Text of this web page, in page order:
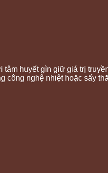
huyết gìn giữ giá trị
công nghệ nhiệt hoặc sấy